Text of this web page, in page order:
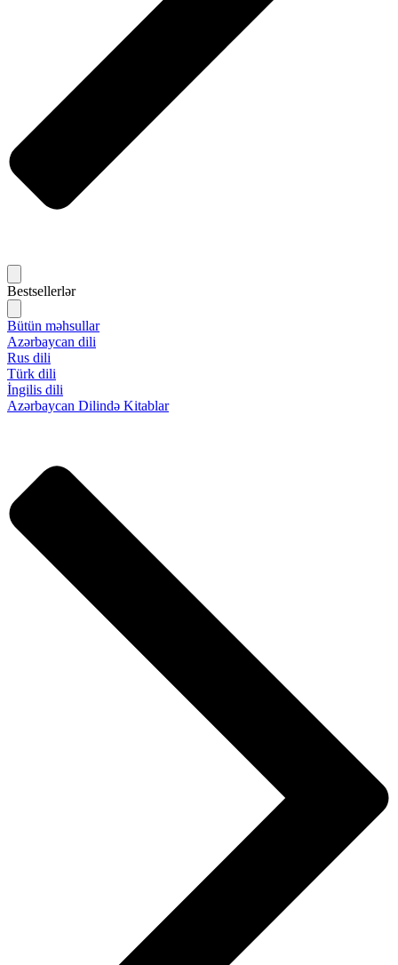
Bestsellerlər
Bütün məhsullar
Azərbaycan dili
Rus dili
Türk dili
İngilis dili
Azərbaycan Dilində Kitablar